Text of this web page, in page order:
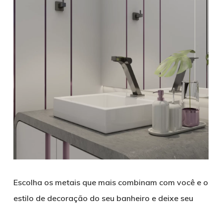
Escolha os metais que mais combinam com você e o
estilo de decoração do seu banheiro e deixe seu